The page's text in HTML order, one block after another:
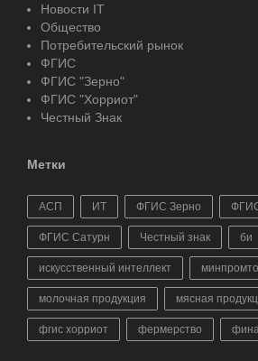
Новости IT
Общество
Потребительский рынок
ФГИС
ФГИС "Зерно"
ФГИС "Хорриот"
Честный Знак
Метки
АСП ИТ ФГИС Зерно
ФГИС Сатурн Честный знак би
искусственный интеллект
молочная продукция мясная
фгис хорриот фермерство